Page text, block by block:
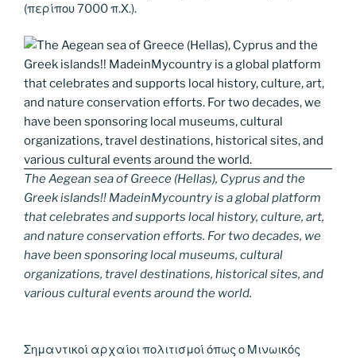
(περίπου 7000 π.Χ.).
The Aegean sea of Greece (Hellas), Cyprus and the
Greek islands!! MadeinMycountry is a global platform
that celebrates and supports local history, culture, art,
and nature conservation efforts. For two decades, we
have been sponsoring local museums, cultural
organizations, travel destinations, historical sites, and
various cultural events around the world.
Σημαντικοί αρχαίοι πολιτισμοί όπως ο Μινωικός